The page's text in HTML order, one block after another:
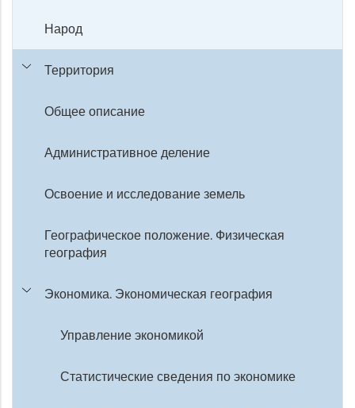
Народ
Территория
Общее описание
Административное деление
Освоение и исследование земель
Географическое положение. Физическая
география
Экономика. Экономическая география
Управление экономикой
Статистические сведения по экономике